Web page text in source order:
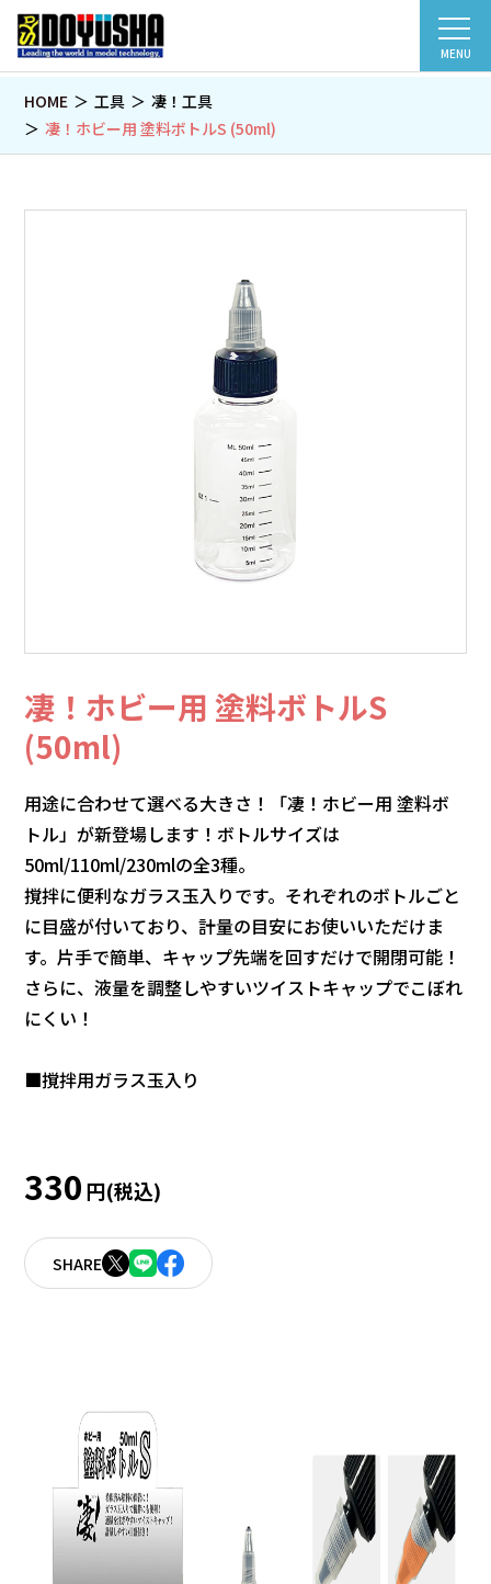
MENU
HOME 工具
凄！工具
凄！ホビー用 塗料ボトルS (50ml)
凄！ホビー用 塗料ボトルS
(50ml)
用途に合わせて選べる大きさ！「凄！ホビー用 塗料ボ
トル」が新登場します！ボトルサイズは
50ml/110ml/230mlの全3種。
撹拌に便利なガラス玉入りです。それぞれのボトルごと
に目盛が付いており、計量の目安にお使いいただけま
す。片手で簡単、キャップ先端を回すだけで開閉可能！
さらに、液量を調整しやすいツイストキャップでこぼれ
にくい！
■撹拌用ガラス玉入り
330円(税込)
SHARE